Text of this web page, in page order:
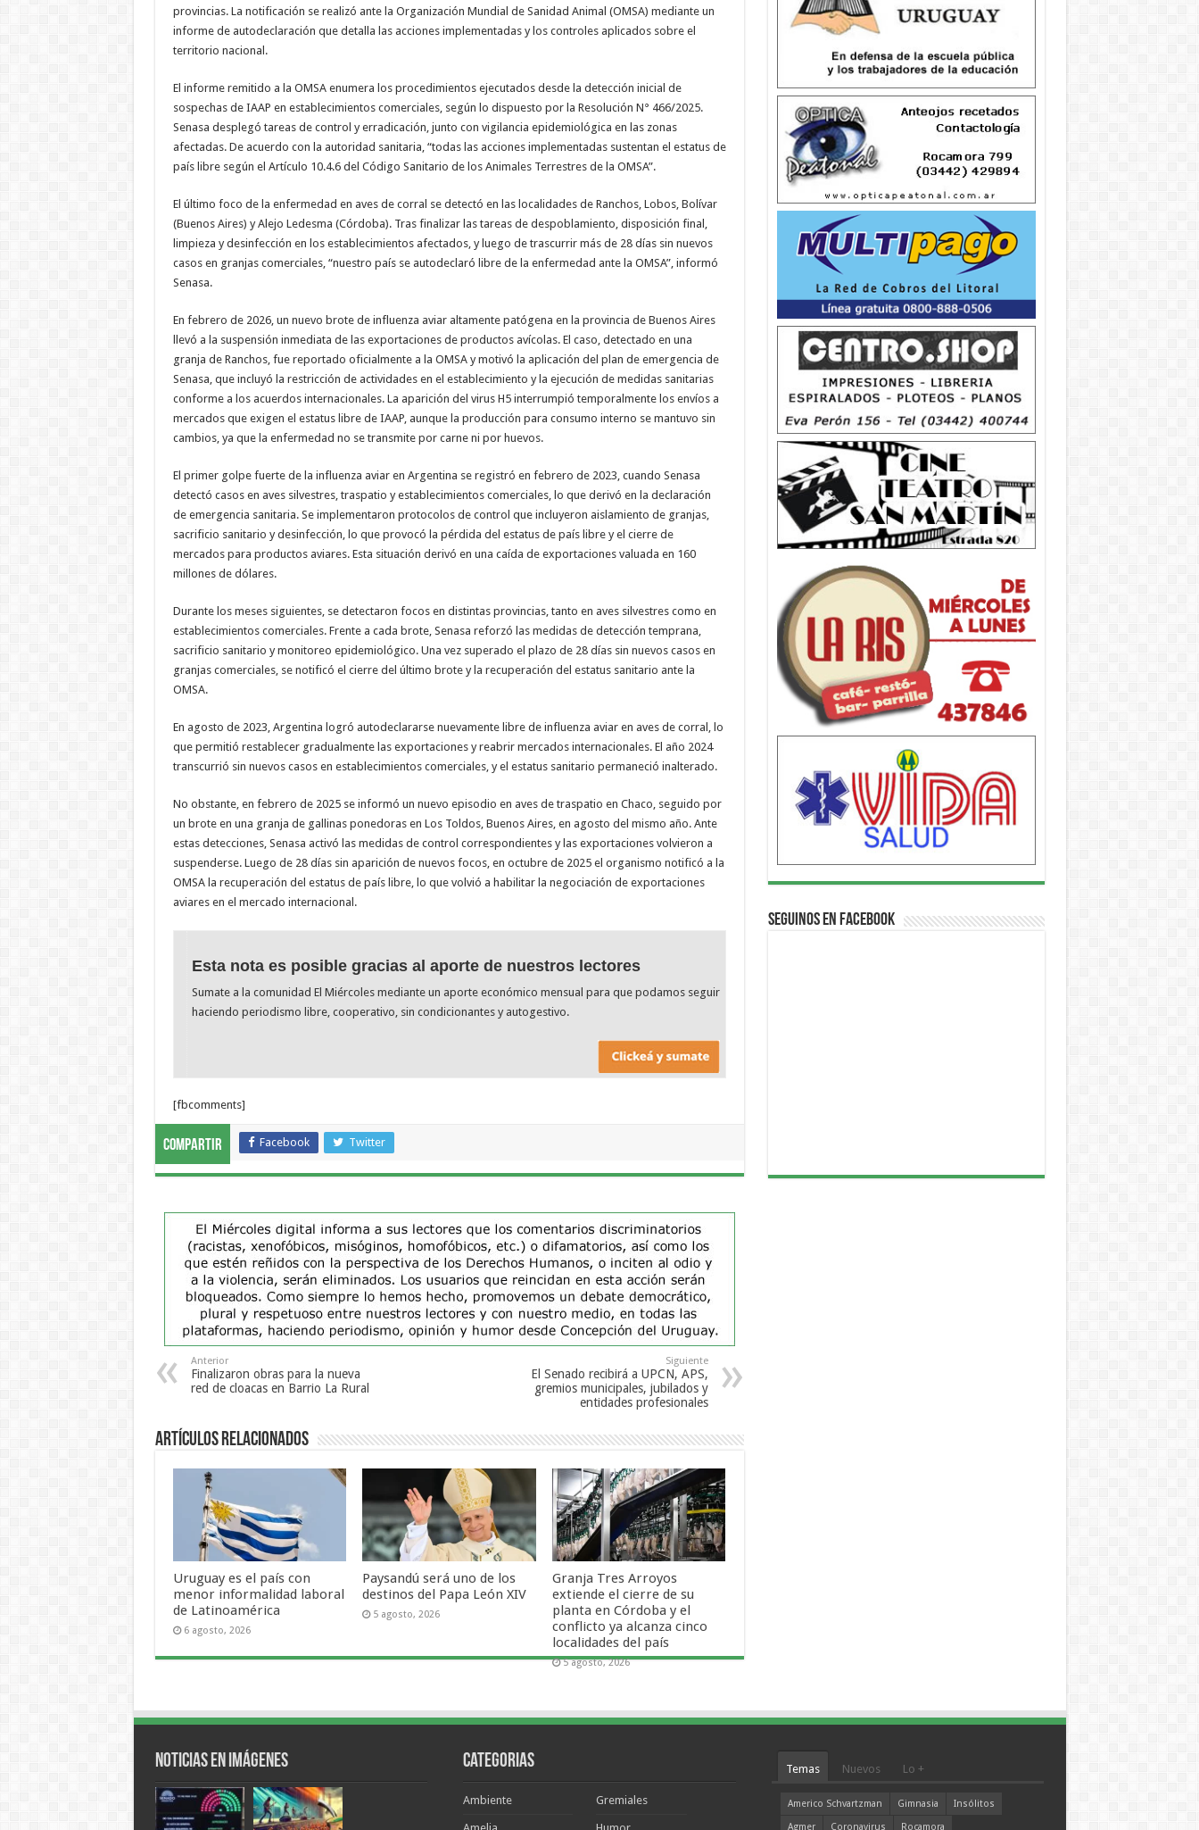
provincias. La notificación se realizó ante la Organización Mundial de Sanidad Animal (OMSA) mediante un
informe de autodeclaración que detalla las acciones implementadas y los controles aplicados sobre el
territorio nacional.
El informe remitido a la OMSA enumera los procedimientos ejecutados desde la detección inicial de
sospechas de IAAP en establecimientos comerciales, según lo dispuesto por la Resolución N° 466/2025.
Senasa desplegó tareas de control y erradicación, junto con vigilancia epidemiológica en las zonas
afectadas. De acuerdo con la autoridad sanitaria, “todas las acciones implementadas sustentan el estatus de
país libre según el Artículo 10.4.6 del Código Sanitario de los Animales Terrestres de la OMSA”.
El último foco de la enfermedad en aves de corral se detectó en las localidades de Ranchos, Lobos, Bolívar
(Buenos Aires) y Alejo Ledesma (Córdoba). Tras finalizar las tareas de despoblamiento, disposición final,
limpieza y desinfección en los establecimientos afectados, y luego de trascurrir más de 28 días sin nuevos
casos en granjas comerciales, “nuestro país se autodeclaró libre de la enfermedad ante la OMSA”, informó
Senasa.
En febrero de 2026, un nuevo brote de influenza aviar altamente patógena en la provincia de Buenos Aires
llevó a la suspensión inmediata de las exportaciones de productos avícolas. El caso, detectado en una
granja de Ranchos, fue reportado oficialmente a la OMSA y motivó la aplicación del plan de emergencia de
Senasa, que incluyó la restricción de actividades en el establecimiento y la ejecución de medidas sanitarias
conforme a los acuerdos internacionales. La aparición del virus H5 interrumpió temporalmente los envíos a
mercados que exigen el estatus libre de IAAP, aunque la producción para consumo interno se mantuvo sin
cambios, ya que la enfermedad no se transmite por carne ni por huevos.
El primer golpe fuerte de la influenza aviar en Argentina se registró en febrero de 2023, cuando Senasa
detectó casos en aves silvestres, traspatio y establecimientos comerciales, lo que derivó en la declaración
de emergencia sanitaria. Se implementaron protocolos de control que incluyeron aislamiento de granjas,
sacrificio sanitario y desinfección, lo que provocó la pérdida del estatus de país libre y el cierre de
mercados para productos aviares. Esta situación derivó en una caída de exportaciones valuada en 160
millones de dólares.
Durante los meses siguientes, se detectaron focos en distintas provincias, tanto en aves silvestres como en
establecimientos comerciales. Frente a cada brote, Senasa reforzó las medidas de detección temprana,
sacrificio sanitario y monitoreo epidemiológico. Una vez superado el plazo de 28 días sin nuevos casos en
granjas comerciales, se notificó el cierre del último brote y la recuperación del estatus sanitario ante la
OMSA.
En agosto de 2023, Argentina logró autodeclararse nuevamente libre de influenza aviar en aves de corral, lo
que permitió restablecer gradualmente las exportaciones y reabrir mercados internacionales. El año 2024
transcurrió sin nuevos casos en establecimientos comerciales, y el estatus sanitario permaneció inalterado.
No obstante, en febrero de 2025 se informó un nuevo episodio en aves de traspatio en Chaco, seguido por
un brote en una granja de gallinas ponedoras en Los Toldos, Buenos Aires, en agosto del mismo año. Ante
estas detecciones, Senasa activó las medidas de control correspondientes y las exportaciones volvieron a
suspenderse. Luego de 28 días sin aparición de nuevos focos, en octubre de 2025 el organismo notificó a la
OMSA la recuperación del estatus de país libre, lo que volvió a habilitar la negociación de exportaciones
aviares en el mercado internacional.
Esta nota es posible gracias al aporte de nuestros lectores
Sumate a la comunidad El Miércoles mediante un aporte económico mensual para que podamos seguir
haciendo periodismo libre, cooperativo, sin condicionantes y autogestivo.
[fbcomments]
Compartir Facebook Twitter
Anterior
Finalizaron obras para la nueva
red de cloacas en Barrio La Rural
Siguiente
El Senado recibirá a UPCN, APS,
gremios municipales, jubilados y
entidades profesionales
Artículos Relacionados
Uruguay es el país con
menor informalidad laboral
de Latinoamérica
6 agosto, 2026
Paysandú será uno de los
destinos del Papa León XIV
5 agosto, 2026
Granja Tres Arroyos
extiende el cierre de su
planta en Córdoba y el
conflicto ya alcanza cinco
localidades del país
5 agosto, 2026
Seguinos en Facebook
Noticias en Imágenes Categorias
Ambiente Gremiales
Temas Nuevos Lo +
Americo Schvartzman Gimnasia
Insólitos
Agmer
Coronavirus Rocamora